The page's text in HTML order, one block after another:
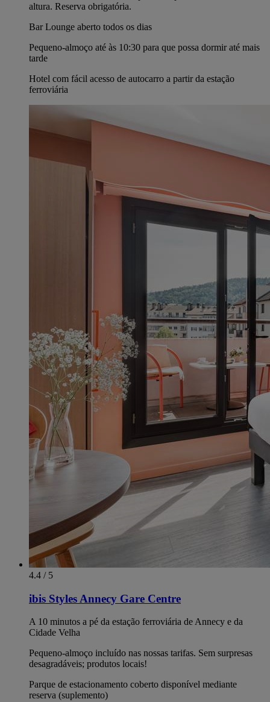
altura. Reserva obrigatória.
Bar Lounge aberto todos os dias
Pequeno-almoço até às 10:30 para que possa dormir até mais
tarde
Hotel com fácil acesso de autocarro a partir da estação
ferroviária
4.4 / 5
ibis Styles Annecy Gare Centre
A 10 minutos a pé da estação ferroviária de Annecy e da
Cidade Velha
Pequeno-almoço incluído nas nossas tarifas. Sem surpresas
desagradáveis; produtos locais!
Parque de estacionamento coberto disponível mediante
reserva (suplemento)